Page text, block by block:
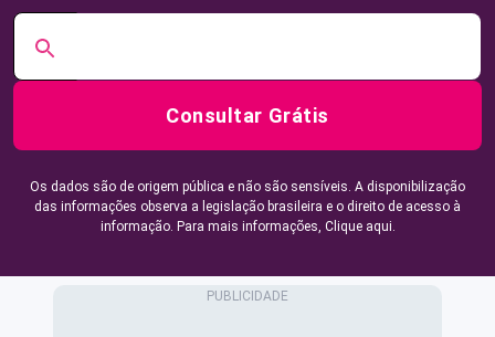
Consultar Grátis
Os dados são de origem pública e não são sensíveis. A disponibilização
das informações observa a legislação brasileira e o direito de acesso à
informação. Para mais informações, Clique aqui.